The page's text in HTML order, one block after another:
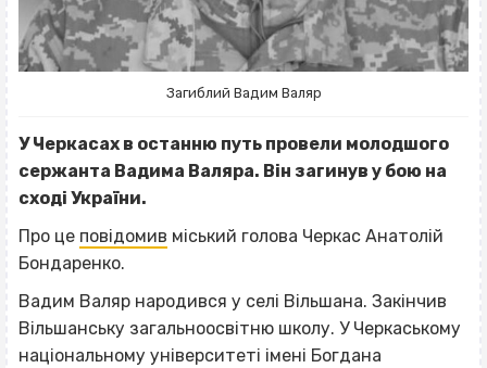
Загиблий Вадим Валяр
У Черкасах в останню путь провели молодшого
сержанта Вадима Валяра. Він загинув у бою на
сході України.
Про це повідомив міський голова Черкас Анатолій
Бондаренко.
Вадим Валяр народився у селі Вільшана. Закінчив
Вільшанську загальноосвітню школу. У Черкаському
національному університеті імені Богдана